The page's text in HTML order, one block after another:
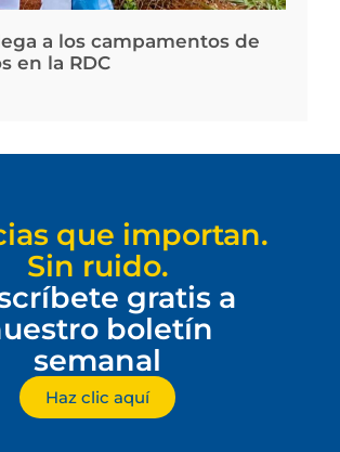
a los campamentos de
en la RDC
que importan.
Sin ruido.
gratis a
boletín
semanal
Haz clic aquí